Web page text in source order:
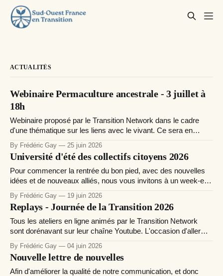
ACTUALITÉS
Webinaire Permaculture ancestrale - 3 juillet à
18h
Webinaire proposé par le Transition Network dans le cadre
d'une thématique sur les liens avec le vivant. Ce sera en
besoin en français. Pour en savoir plus
By Frédéric Gay 25 juin 2026
Université d'été des collectifs citoyens 2026
Pour commencer la rentrée du bon pied, avec des nouvelles
idées et de nouveaux alliés, nous vous invitons à un week-end
30 août 2026. Voici la recette de ces rencontres annuelles
ouvertes à toute personne engagée dans un collectif
By Frédéric Gay 19 juin 2026
Replays - Journée de la Transition 2026
Tous les ateliers en ligne animés par le Transition Network
sont dorénavant sur leur chaîne Youtube. L'occasion d'aller
interventions lors des dernières 24h sur des pratiques de
transition autour de la terre. Vous pouvez activer la traduction
avec
By Frédéric Gay 04 juin 2026
Nouvelle lettre de nouvelles
Afin d'améliorer la qualité de notre communication, et donc